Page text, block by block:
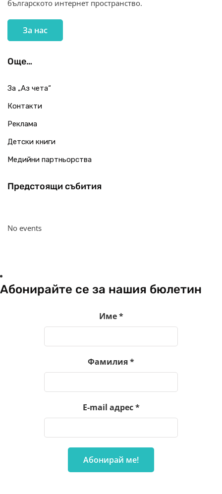
българското интернет пространство.
За нас
Още…
За „Аз чета“
Контакти
Реклама
Детски книги
Медийни партньорства
Предстоящи събития
No events
Абонирайте се за нашия бюлетин
Име*
Фамилия*
E-mail адрес*